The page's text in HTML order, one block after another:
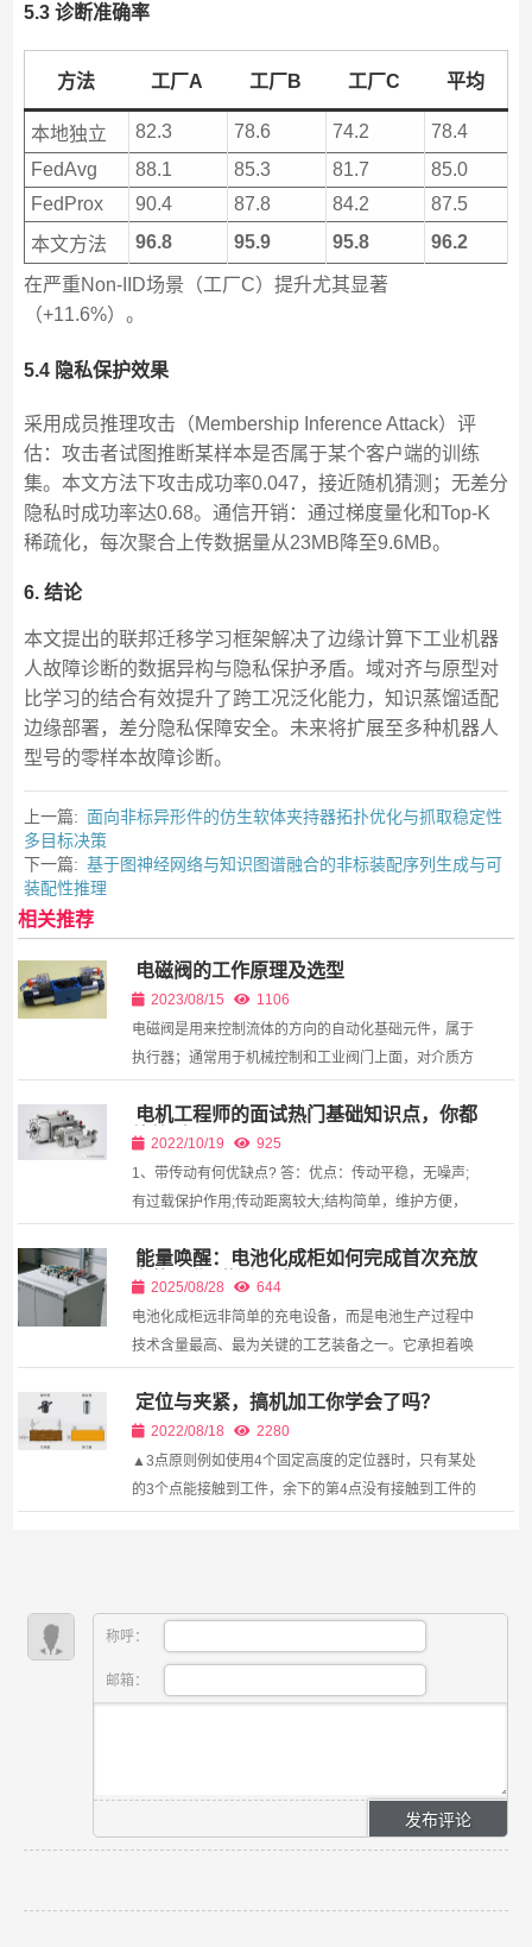
5.3 诊断准确率
方法 工厂A 工厂B 工厂C 平均
本地独立 82.3 78.6 74.2
78.4
FedAvg
88.1 85.3 81.7
85.0
FedProx
90.4 87.8 84.2
87.5
本文方法
96.8 95.9 95.8 96.2
在严重Non-IID场景（工厂C）提升尤其显著
（+11.6%）。
5.4 隐私保护效果
采用成员推理攻击（Membership Inference Attack）评
估：攻击者试图推断某样本是否属于某个客户端的训练
集。本文方法下攻击成功率0.047，接近随机猜测；无差分
隐私时成功率达0.68。通信开销：通过梯度量化和Top-K
稀疏化，每次聚合上传数据量从23MB降至9.6MB。
6. 结论
本文提出的联邦迁移学习框架解决了边缘计算下工业机器
人故障诊断的数据异构与隐私保护矛盾。域对齐与原型对
比学习的结合有效提升了跨工况泛化能力，知识蒸馏适配
边缘部署，差分隐私保障安全。未来将扩展至多种机器人
型号的零样本故障诊断。
上一篇: 面向非标异形件的仿生软体夹持器拓扑优化与抓取稳定性
多目标决策
下一篇: 基于图神经网络与知识图谱融合的非标装配序列生成与可
装配性推理
相关推荐
电磁阀的工作原理及选型
2023/08/15
1106
电磁阀是用来控制流体的方向的自动化基础元件，属于
执行器；通常用于机械控制和工业阀门上面，对介质方
向进行控制，从而达到对阀门开关的控制。工作原理电
磁阀里有密闭的腔，在不同位置开有通孔，每个孔都通
向不...
电机工程师的面试热门基础知识点，你都
能答对吗？
2022/10/19
925
1、带传动有何优缺点? 答：优点：传动平稳，无噪声;
有过载保护作用;传动距离较大;结构简单，维护方便，
成本低。 缺点：传动比不能保证;结构不够紧凑;使用寿
命短;传动效率低;不适用于高温、易燃、易爆...
能量唤醒：电池化成柜如何完成首次充放
电的工业“激活仪式”
2025/08/28
644
电池化成柜远非简单的充电设备，而是电池生产过程中
技术含量最高、最为关键的工艺装备之一。它承担着唤
醒电池活性的神圣使命，通过精确控制的首次充放电过
程...
定位与夹紧，搞机加工你学会了吗？
2022/08/18
2280
▲3点原则例如使用4个固定高度的定位器时，只有某处
的3个点能接触到工件，余下的第4点没有接触到工件的
可能性还是很大的。所以，配置定位器时，一般都以3
称呼：
邮箱：